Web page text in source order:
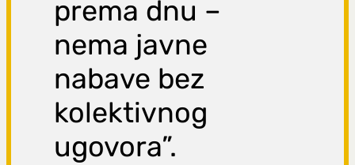
prema dnu –
nema javne
nabave bez
kolektivnog
ugovora”.